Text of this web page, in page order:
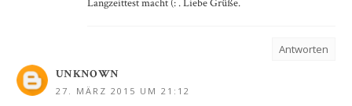
Langzeittest macht (: . Liebe Grüße.
Antworten
UNKNOWN
27. MÄRZ 2015 UM 21:12